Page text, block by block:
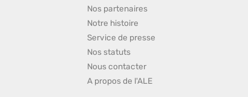
Nos partenaires
Notre histoire
Service de presse
Nos statuts
Nous contacter
A propos de l'ALE